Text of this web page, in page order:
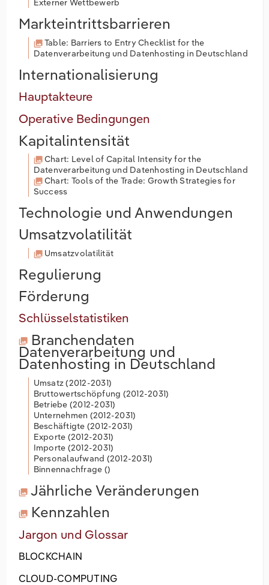
Externer Wettbewerb
Markteintrittsbarrieren
Table: Barriers to Entry Checklist for the
Datenverarbeitung und Datenhosting in Deutschland
Internationalisierung
Hauptakteure
Operative Bedingungen
Kapitalintensität
Chart: Level of Capital Intensity for the
Datenverarbeitung und Datenhosting in Deutschland
Chart: Tools of the Trade: Growth Strategies for
Success
Technologie und Anwendungen
Umsatzvolatilität
Umsatzvolatilität
Regulierung
Förderung
Schlüsselstatistiken
Branchendaten
Datenverarbeitung und
Datenhosting in Deutschland
Umsatz (2012-2031)
Bruttowertschöpfung (2012-2031)
Betriebe (2012-2031)
Unternehmen (2012-2031)
Beschäftigte (2012-2031)
Exporte (2012-2031)
Importe (2012-2031)
Personalaufwand (2012-2031)
Binnennachfrage ()
Jährliche Veränderungen
Kennzahlen
Jargon und Glossar
BLOCKCHAIN
CLOUD-COMPUTING